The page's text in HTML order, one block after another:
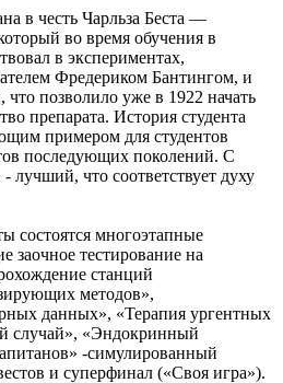
в честь Чарльза Беста —
во время обучения в
в экспериментах,
Фредериком Бантингом, и
позволило уже в 1922 начать
препарата. История студента
примером для студентов
последующих поколений. С
лучший, что соответствует духу
состоятся многоэтапные
заочное тестирование на
станций
методов»,
данных», «Терапия ургентных
случай», «Эндокринный
-симулированный
и суперфинал («Своя игра»).